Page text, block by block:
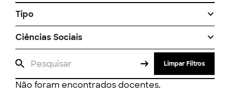
Tipo
Ciências Sociais
Limpar Filtros
Não foram encontrados docentes.